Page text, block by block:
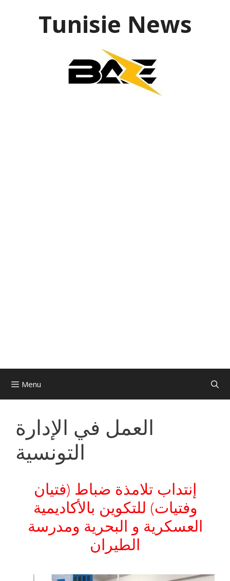
Tunisie News
Menu
العمل في الإدارة
التونسية
إنتداب تلامذة ضباط (فتيان
وفتيات) للتكوين بالأكاديمية
العسكرية و البحرية ومدرسة
الطيران